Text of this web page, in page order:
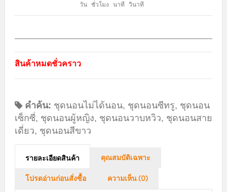
วัน
ชั่วโมง
นาที
วินาที
สินค้าหมดชั่วคราว
คำค้น: ชุดนอนไม่ได้นอน, ชุดนอนซีทรู, ชุดนอน
เซ็กซี่, ชุดนอนผู้หญิง, ชุดนอนวาบหวิว, ชุดนอนสาย
เดี่ยว, ชุดนอนสีขาว
รายละเอียดสินค้า คุณสมบัติเฉพาะ
โปรดอ่านก่อนสั่งซื้อ ความเห็น (0)